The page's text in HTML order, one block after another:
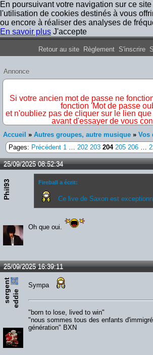
En poursuivant votre navigation sur ce
l'utilisation de cookies destinés à vous
ou encore à réaliser des analyses de
En savoir plus J'accepte
Forum Iron Maiden
Retour au site Règlement S'inscrire
Annonce
Si votre ancien mot de passe ne
fonction 'Mot de passe
et n'oubliez pas de cliquer sur le lien
avant d'essayer de vous
Accueil » Autres groupes, autre musique » Vos
Pages: Précédent 1 … 202 203 204 205 206 …
25/09/2025 08:52:34
Phil93 Fireball a écrit:
Ce live de Saxon est
Oh que oui.
25/09/2025 16:39:11
s
e
rg
e
n
t
e
d
d
ie
Sympa
"born to lose, lived to win"
"nous sommes tous des enfants
génération" BXN